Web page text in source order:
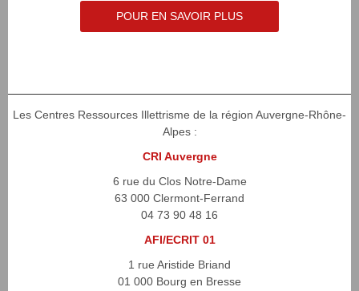
POUR EN SAVOIR PLUS
Les Centres Ressources Illettrisme de la région Auvergne-Rhône-
Alpes :
CRI Auvergne
6 rue du Clos Notre-Dame
63 000 Clermont-Ferrand
04 73 90 48 16
AFI/ECRIT 01
1 rue Aristide Briand
01 000 Bourg en Bresse